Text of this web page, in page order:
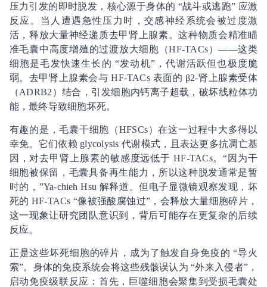
压力引发的即时脱发，核心源于身体的 “战斗或逃跑” 应激
反应。当人遭遇急性压力时，交感神经系统会被过度激
活，释放大量神经递质去甲肾上腺素。这种物质会精准瞄
准毛囊中高度增殖的过渡放大细胞（HF-TACs）——这类
细胞是毛发快速生长的 “发动机”，代谢活跃但也极度脆
弱。去甲肾上腺素会与 HF-TACs 表面的 β2-肾上腺素受体
（ADRB2）结合，引发细胞内钙离子超载，破坏线粒体功
能，最终导致细胞坏死。
有趣的是，毛囊干细胞（HFSCs）在这一过程中大多得以
幸免。它们依赖 glycolysis 代谢模式，且表达更多抗凋亡基
因，对去甲肾上腺素的敏感度远低于 HF-TACs。“因为干
细胞被保留，毛囊具备再生能力，所以这种脱发通常是暂
时的，”Ya-chieh Hsu 解释道。但电子显微镜观察发现，坏
死的 HF-TACs “像被强酸腐蚀过”，会释放大量细胞碎片，
这一现象让研究团队意识到，背后可能存在更复杂的后续
反应。
正是这些坏死细胞的碎片，成为了触发自身免疫的 “导火
索”。身体的免疫系统会将这些残骸误认为 “外来入侵者”，
启动免疫级联反应：首先，巨噬细胞会聚集到受损毛囊处